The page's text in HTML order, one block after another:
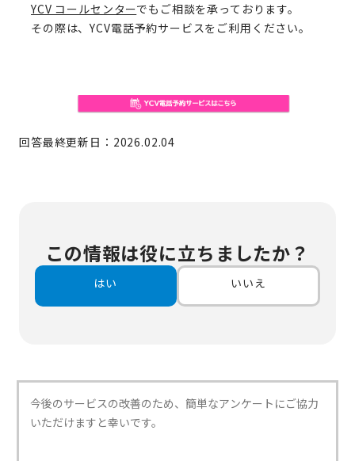
YCV コールセンターでもご相談を承っております。
その際は、YCV電話予約サービスをご利用ください。
回答最終更新日：2026.02.04
この情報は役に立ちましたか？
はい いいえ